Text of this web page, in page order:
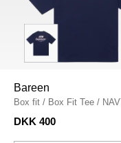
Bareen
Box fit / Box Fit Tee /
DKK 400